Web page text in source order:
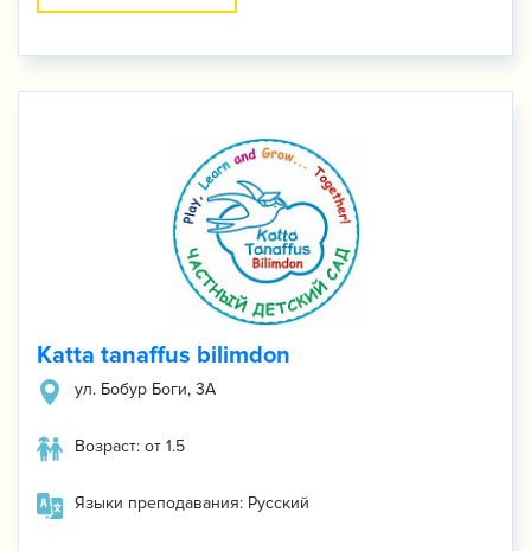
Katta tanaffus bilimdon
ул. Бобур Боги, 3А
Возраст: от 1.5
Языки преподавания: Русский